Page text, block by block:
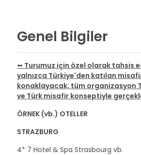
Genel Bilgiler
➻ Turumuz için özel olarak tahsis
yalnızca Türkiye'den katılan
konaklayacak, tüm organizasyon
ve Türk misafir konseptiyle
ÖRNEK (vb.) OTELLER
STRAZBURG
4* 7 Hotel & Spa Strasbourg vb.